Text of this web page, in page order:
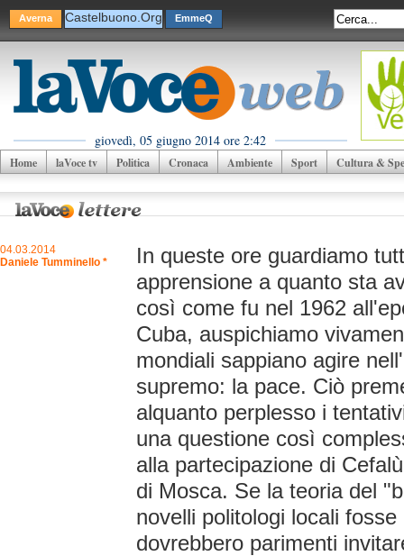
Averna Castelbuono.Org EmmeQ
giovedì, 05 giugno 2014 ore 2:42
Home laVoce tv Politica Cronaca Ambiente Sport Cultura &
04.03.2014
Daniele Tumminello *
In queste ore guardiamo
apprensione a quanto sta
così come fu nel 1962
Cuba, auspichiamo
mondiali sappiano agire
supremo: la pace. Ciò
alquanto perplesso i
una questione così
alla partecipazione di
di Mosca. Se la teoria del
novelli politologi locali
dovrebbero parimenti